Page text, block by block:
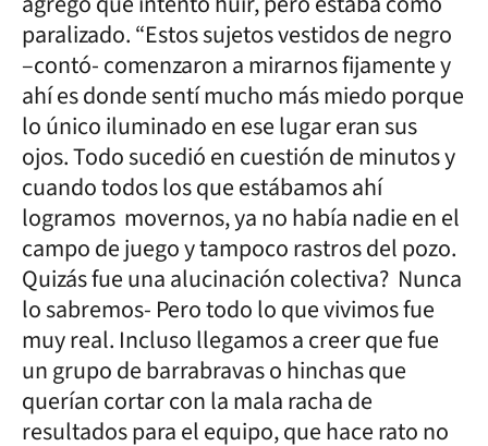
paralizado. “Estos sujetos vestidos de negro
–contó- comenzaron a mirarnos fijamente y
ahí es donde sentí mucho más miedo porque
lo único iluminado en ese lugar eran sus
ojos. Todo sucedió en cuestión de minutos y
cuando todos los que estábamos ahí
logramos movernos, ya no había nadie en el
campo de juego y tampoco rastros del pozo.
Quizás fue una alucinación colectiva? Nunca
lo sabremos- Pero todo lo que vivimos fue
muy real. Incluso llegamos a creer que fue
un grupo de barrabravas o hinchas que
querían cortar con la mala racha de
resultados para el equipo, que hace rato no